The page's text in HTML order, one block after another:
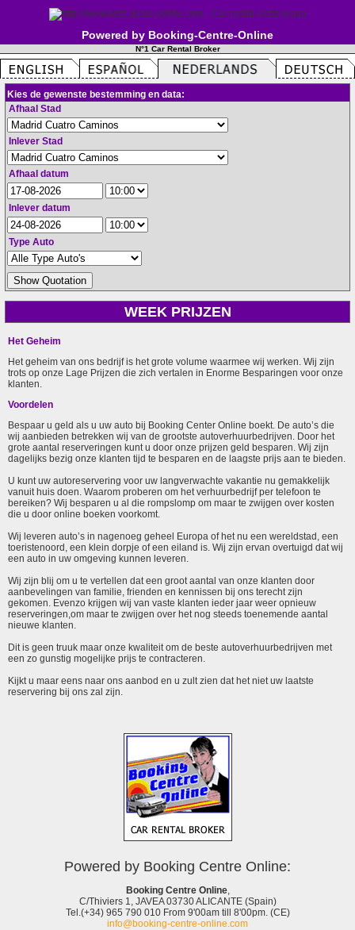
Powered by Booking-Centre-Online
N°1 Car Rental Broker
Kies de gewenste bestemming en data:
Afhaal Stad
Inlever Stad
Afhaal datum
Inlever datum
Type Auto
WEEK PRIJZEN
Het Geheim
Het geheim van ons bedrijf is het grote volume waarmee wij werken. Wij zijn
trots op onze Lage Prijzen die zich vertalen in Enorme Besparingen voor onze
klanten.
Voordelen
Bespaar u geld als u uw auto bij Booking Center Online boekt. De auto’s die
wij aanbieden betrekken wij van de grootste autoverhuurbedrijven. Door het
grote aantal reserveringen kunt u door onze prijzen geld besparen. Wij zijn
dagelijks bezig onze klanten tijd te besparen en de laagste prijs aan te bieden.
U kunt uw autoreservering voor uw langverwachte vakantie nu gemakkelijk
vanuit huis doen. Waarom proberen om het verhuurbedrijf per telefoon te
bereiken? Wij besparen u al die rompslomp om maar te zwijgen over kosten
die u door online boeken voorkomt.
Wij leveren auto’s in nagenoeg geheel Europa of het nu een wereldstad, een
toeristenoord, een klein dorpje of een eiland is. Wij zijn ervan overtuigd dat wij
een auto in uw omgeving kunnen leveren.
Wij zijn blij om u te vertellen dat een groot aantal van onze klanten door
aanbevelingen van familie, frienden en kennissen bij ons terecht zijn
gekomen. Evenzo krijgen wij van vaste klanten ieder jaar weer opnieuw
reserveringen,om maar te zwijgen over het nog steeds toenemende aantal
nieuwe klanten.
Dit is geen truuk maar onze kwaliteit om de beste autoverhuurbedrijven met
een zo gunstig mogelijke prijs te contracteren.
Kijkt u maar eens naar ons aanbod en u zult zien dat het niet uw laatste
reservering bij ons zal zijn.
Powered by Booking Centre Online:
Booking Centre Online,
C/Thiviers 1, JAVEA 03730 ALICANTE (Spain)
Tel.(+34) 965 790 010 From 9'00am till 8'00pm. (CE)
info@booking-centre-online.com